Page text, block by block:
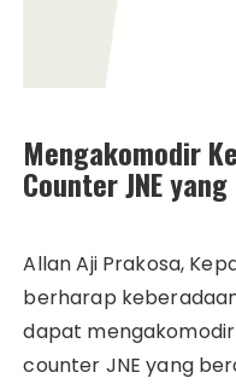
Mengakomodir
Counter JNE
Allan Aji Prakosa,
berharap
dapat
counter JNE yang